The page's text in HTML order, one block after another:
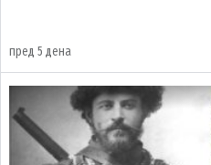
пред 5 дена